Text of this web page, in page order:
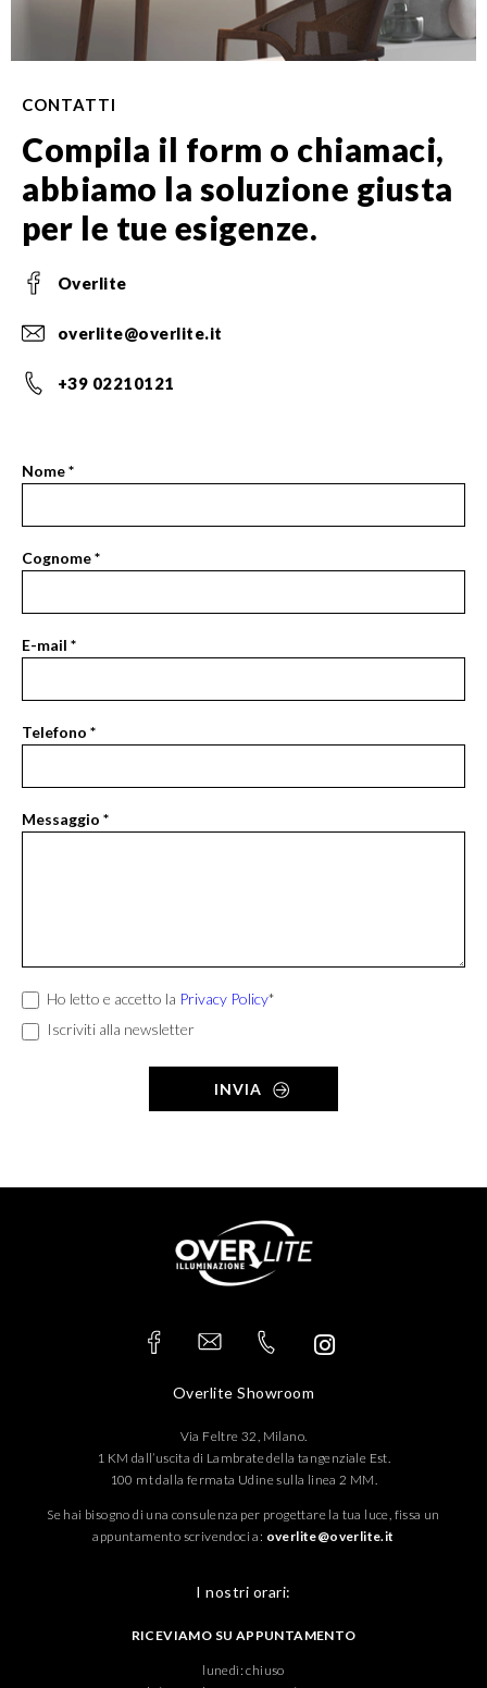
CONTATTI
Compila il form o chiamaci,
abbiamo la soluzione giusta
per le tue esigenze.
Overlite
overlite@overlite.it
+39 02210121
Contact
Form
Nome*
Cognome*
E-mail *
Telefono *
Messaggio *
Ho letto e accetto la Privacy Policy*
Iscriviti alla newsletter
INVIA
Se
essere
questo
Overlite Showroom
Via Feltre 32, Milano.
1 KM dall’uscita di Lambrate della tangenziale Est.
100 mt dalla fermata Udine sulla linea 2 MM.
Se hai bisogno di una consulenza per progettare la tua luce, fissa un
appuntamento scrivendoci a: overlite@overlite.it
I nostri orari:
RICEVIAMO SU APPUNTAMENTO
lunedì: chiuso